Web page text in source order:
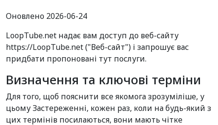
Оновлено 2026-06-24
LoopTube.net надає вам доступ до веб-сайту
https://LoopTube.net ("Веб-сайт") і запрошує вас
придбати пропоновані тут послуги.
Визначення та ключові терміни
Для того, щоб пояснити все якомога зрозуміліше, у
цьому Застереженні, кожен раз, коли на будь-який з
цих термінів посилаються, вони мають чітке